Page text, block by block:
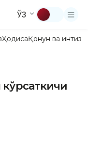
ЎЗ
ҲодисаҚонун ва